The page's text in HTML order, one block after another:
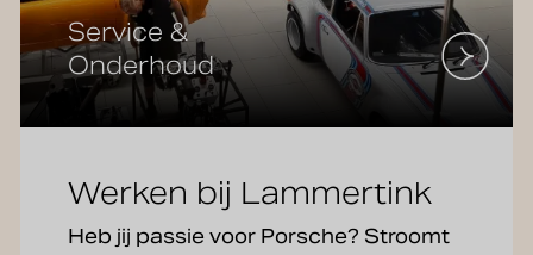
Service &
Onderhoud
Werken bij Lammertink
Heb jij passie voor Porsche? Stroomt